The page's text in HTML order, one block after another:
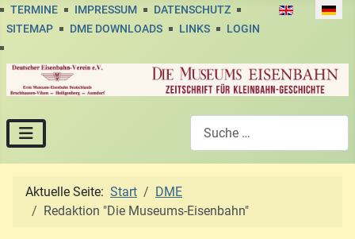
TERMINE IMPRESSUM
DATENSCHUTZ
SITEMAP
DME DOWNLOADS LINKS LOGIN
Sprache
Aktuelle Seite: Start
DME
Redaktion "Die Museums-Eisenbahn"